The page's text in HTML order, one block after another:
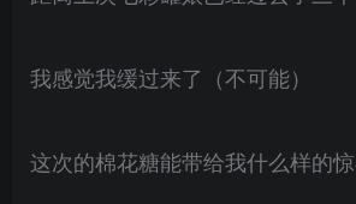
我感觉我缓过来了（不可能）
这次的棉花糖能带给我什么样的